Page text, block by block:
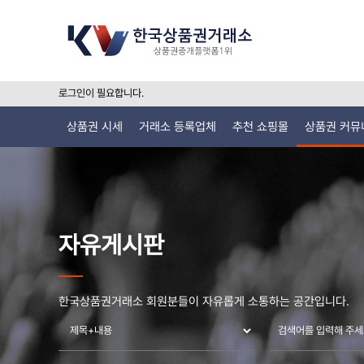
로그인이 필요합니다.
상품권 시세 거래소 등록업체 추천 쇼핑몰 상품권 커뮤
자유게시판
한국상품권거래소 회원분들이 자유롭게 소통하는 공간입니다.